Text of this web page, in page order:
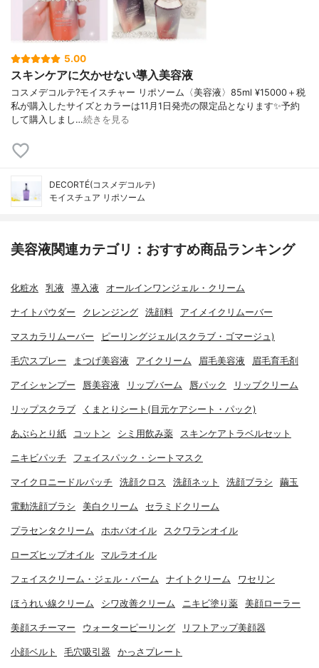
5.00
スキンケアに欠かせない導入美容液
コスメデコルテ?モイスチャー リポソーム〈美容液〉85ml ¥15000＋税
私が購入したサイズとカラーは11月1日発売の限定品となります✨予約
して購入しまし…続きを見る
DECORTÉ(コスメデコルテ)
モイスチュア リポソーム
美容液関連カテゴリ：おすすめ商品ランキング
化粧水 乳液 導入液 オールインワンジェル・クリーム
ナイトパウダー クレンジング 洗顔料 アイメイクリムーバー
マスカラリムーバー ピーリングジェル(スクラブ・ゴマージュ)
毛穴スプレー まつげ美容液 アイクリーム 眉毛美容液 眉毛育毛剤
アイシャンプー 唇美容液 リップバーム 唇パック リップクリーム
リップスクラブ くまとりシート(目元ケアシート・パック)
あぶらとり紙 コットン シミ用飲み薬 スキンケアトラベルセット
ニキビパッチ フェイスパック・シートマスク
マイクロニードルパッチ 洗顔クロス 洗顔ネット 洗顔ブラシ 繭玉
電動洗顔ブラシ 美白クリーム セラミドクリーム
プラセンタクリーム ホホバオイル スクワランオイル
ローズヒップオイル マルラオイル
フェイスクリーム・ジェル・バーム ナイトクリーム ワセリン
ほうれい線クリーム シワ改善クリーム ニキビ塗り薬 美顔ローラー
美顔スチーマー ウォーターピーリング リフトアップ美顔器
小顔ベルト 毛穴吸引器 かっさプレート